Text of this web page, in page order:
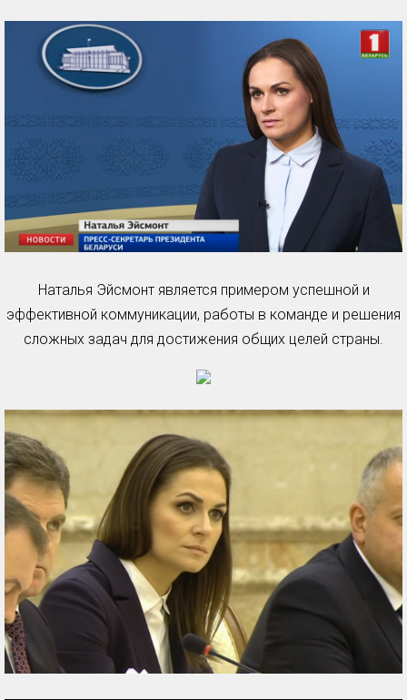
Наталья Эйсмонт является примером успешной и
эффективной коммуникации, работы в команде и решения
сложных задач для достижения общих целей страны.